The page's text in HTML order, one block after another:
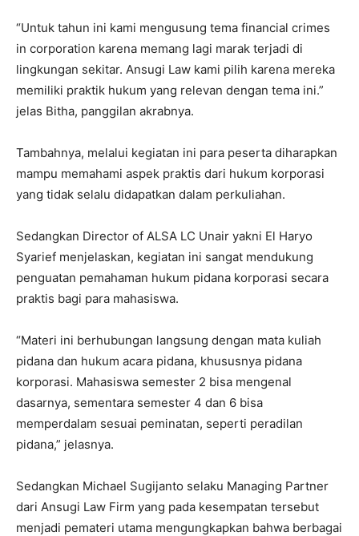
“Untuk tahun ini kami mengusung tema financial crimes
in corporation karena memang lagi marak terjadi di
lingkungan sekitar. Ansugi Law kami pilih karena mereka
memiliki praktik hukum yang relevan dengan tema ini.”
jelas Bitha, panggilan akrabnya.
Tambahnya, melalui kegiatan ini para peserta diharapkan
mampu memahami aspek praktis dari hukum korporasi
yang tidak selalu didapatkan dalam perkuliahan.
Sedangkan Director of ALSA LC Unair yakni El Haryo
Syarief menjelaskan, kegiatan ini sangat mendukung
penguatan pemahaman hukum pidana korporasi secara
praktis bagi para mahasiswa.
“Materi ini berhubungan langsung dengan mata kuliah
pidana dan hukum acara pidana, khususnya pidana
korporasi. Mahasiswa semester 2 bisa mengenal
dasarnya, sementara semester 4 dan 6 bisa
memperdalam sesuai peminatan, seperti peradilan
pidana,” jelasnya.
Sedangkan Michael Sugijanto selaku Managing Partner
dari Ansugi Law Firm yang pada kesempatan tersebut
menjadi pemateri utama mengungkapkan bahwa berbagai